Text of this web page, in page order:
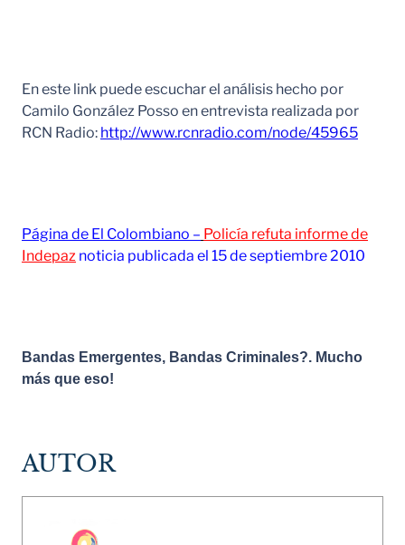
En este link puede escuchar el análisis hecho por
Camilo González Posso en entrevista realizada por
RCN Radio: http://www.rcnradio.com/node/45965
Página de El Colombiano – Policía refuta informe de
Indepaz noticia publicada el 15 de septiembre 2010
Bandas Emergentes, Bandas Criminales?. Mucho
más que eso!
AUTOR